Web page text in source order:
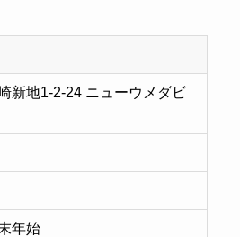
新地1-2-24 ニューウメダビ
年始